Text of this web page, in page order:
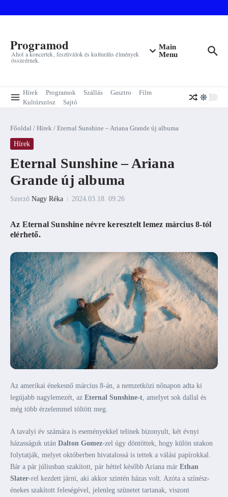
Programod
Ahol a koncertek, fesztiválok és kulturális élmények
összeérnek.
Main
Menu
Hírek Programok Szállás Gasztro
Film
Kultúrszösz
Sajtó
Főoldal / Hírek / Eternal Sunshine – Ariana Grande új albuma
Hírek
Eternal Sunshine – Ariana
Grande új albuma
Szerző Nagy Réka 2024.03.18. 09:26
Az Eternal Sunshine névre keresztelt lemez március 8-tól
elérhető.
Az amerikai énekesnő március 8-án, a nemzetközi nőnapon adta ki
legújabb nagylemezét, az Eternal Sunshine-t , amelyet sok dallal és
még több érzelemmel töltött meg.
A tavalyi év számára is eseményekkel telinek bizonyult, két évnyi
házasságuk után Dalton Gomez-zel úgy döntöttek, hogy külön utakon
folytatják, melyet októberben hivatalossá is tettek a válási papírokkal.
Bár a pár júliusban szakított, pár héttel később Ariana már Ethan
Slater-rel kezdett járni, aki akkor szintén házas volt. Azóta a színész-
énekes szakított feleségével, jelenleg szünetet tartanak, viszont